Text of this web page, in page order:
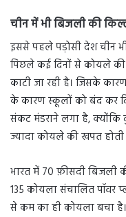
चीन में भी बिजली की
इससे पहले पड़ोसी देश चीन
पिछले कई दिनों से कोयले
काटी जा रही है। जिसके
के कारण स्कूलों को बंद कर
संकट मंडराने लगा है, क्योंकि
ज्यादा कोयले की खपत होती
भारत में 70 फ़ीसदी बिजली
135 कोयला संचालित पॉवर
से कम का ही कोयला बचा है।